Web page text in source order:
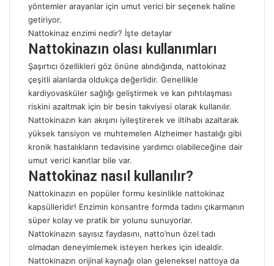
yöntemler arayanlar için umut verici bir seçenek haline
getiriyor.
Nattokinaz enzimi nedir? İşte detaylar
Nattokinazın olası kullanımları
Şaşırtıcı özellikleri göz önüne alındığında, nattokinaz
çeşitli alanlarda oldukça değerlidir. Genellikle
kardiyovasküler sağlığı geliştirmek ve kan pıhtılaşması
riskini azaltmak için bir besin takviyesi olarak kullanılır.
Nattokinazın kan akışını iyileştirerek ve iltihabı azaltarak
yüksek tansiyon ve muhtemelen Alzheimer hastalığı gibi
kronik hastalıkların tedavisine yardımcı olabileceğine dair
umut verici kanıtlar bile var.
Nattokinaz nasıl kullanılır?
Nattokinazın en popüler formu kesinlikle nattokinaz
kapsülleridir! Enzimin konsantre formda tadını çıkarmanın
süper kolay ve pratik bir yolunu sunuyorlar.
Nattokinazın sayısız faydasını, natto’nun özel tadı
olmadan deneyimlemek isteyen herkes için idealdir.
Nattokinazın orijinal kaynağı olan geleneksel nattoya da